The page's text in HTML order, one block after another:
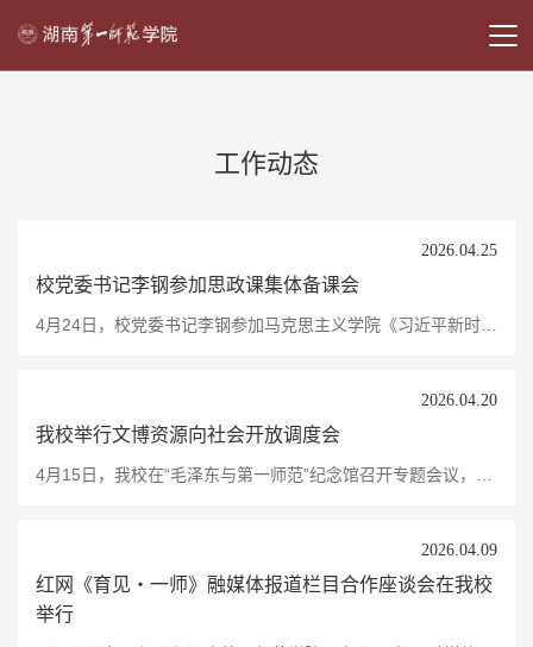
工作动态
2026.04.25
校党委书记李钢参加思政课集体备课会
2026.04.20
我校举行文博资源向社会开放调度会
2026.04.09
红网《育见・一师》融媒体报道栏目合作座谈会在我校
举行